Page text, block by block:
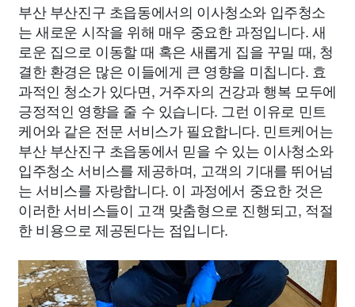
부산 부산진구 초읍동에서의 이사청소와 입주청소
는 새로운 시작을 위해 매우 중요한 과정입니다. 새
로운 집으로 이동할 때 혹은 새롭게 집을 꾸밀 때, 청
결한 환경은 많은 이들에게 큰 영향을 미칩니다. 효
과적인 청소가 있다면, 거주자의 건강과 행복 모두에
긍정적인 영향을 줄 수 있습니다. 그런 이유로 민트
케어와 같은 전문 서비스가 필요합니다. 민트케어는
부산 부산진구 초읍동에서 믿을 수 있는 이사청소와
입주청소 서비스를 제공하며, 고객의 기대를 뛰어넘
는 서비스를 자랑합니다. 이 과정에서 중요한 것은
이러한 서비스들이 고객 맞춤형으로 진행되고, 적절
한 비용으로 제공된다는 점입니다.